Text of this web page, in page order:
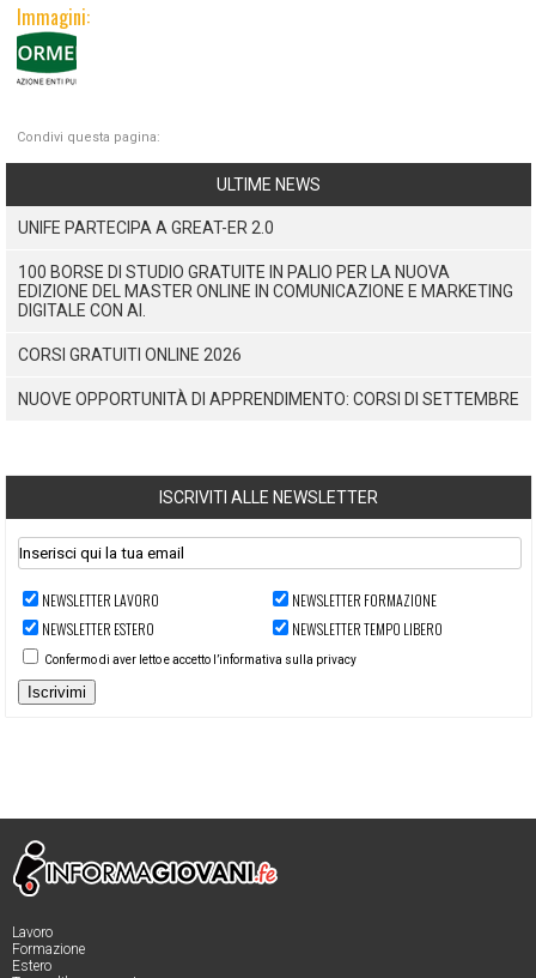
Immagini:
Condivi questa pagina:
ULTIME NEWS
UNIFE PARTECIPA A GREAT-ER 2.0
100 BORSE DI STUDIO GRATUITE IN PALIO PER LA NUOVA
EDIZIONE DEL MASTER ONLINE IN COMUNICAZIONE E MARKETING
DIGITALE CON AI.
CORSI GRATUITI ONLINE 2026
NUOVE OPPORTUNITÀ DI APPRENDIMENTO: CORSI DI SETTEMBRE
ISCRIVITI ALLE NEWSLETTER
NEWSLETTER LAVORO
NEWSLETTER FORMAZIONE
NEWSLETTER ESTERO
NEWSLETTER TEMPO LIBERO
Confermo di aver letto e accetto l’informativa sulla privacy
Iscrivimi
Lavoro
Formazione
Estero